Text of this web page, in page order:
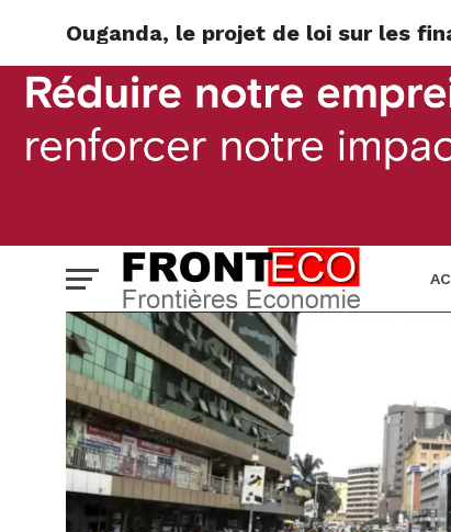
Ouganda, le projet de loi sur les